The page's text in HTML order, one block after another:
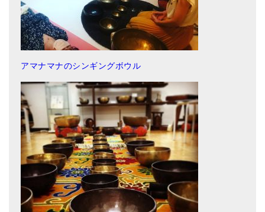
アマナマナのシンギングボウル